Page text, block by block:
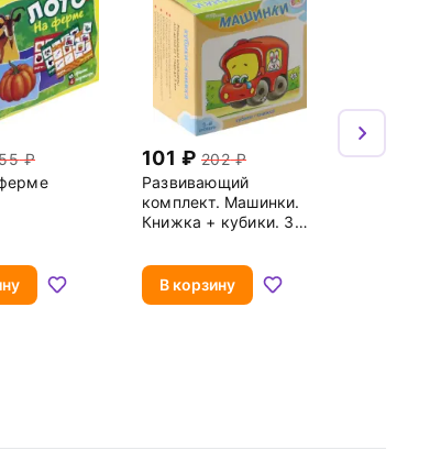
101
202
Развивающий
комплект. Машинки.
Книжка + кубики. 3
В корзину